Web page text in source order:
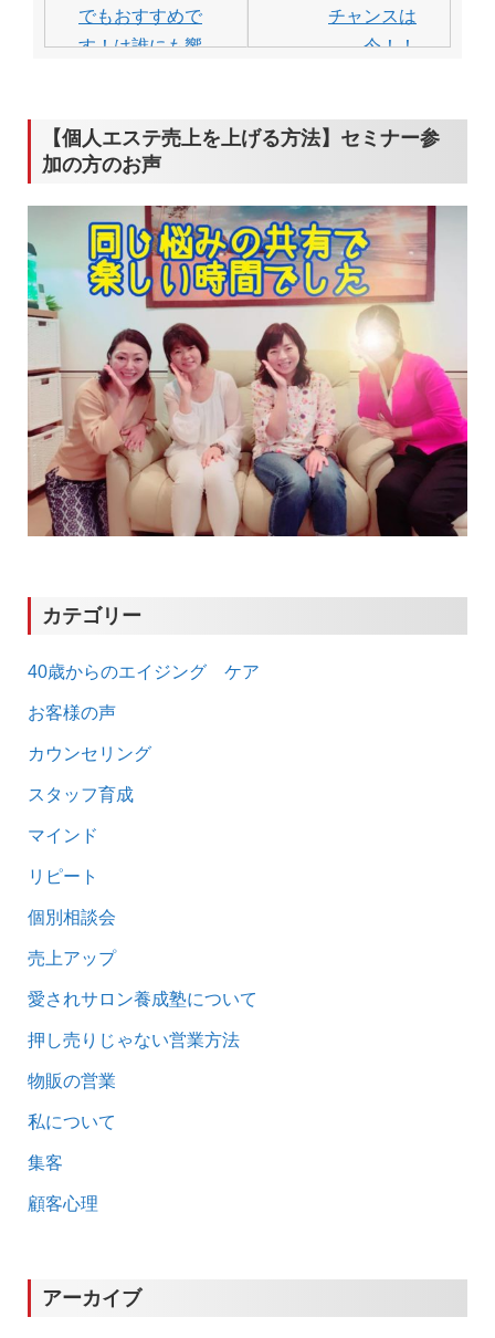
ビ
ー
シ
ョ
でもおすすめで
す！は誰にも響
チャンスは
今！！
【個人エステ売上を上げる方法】セミナー参
加の方のお声
カテゴリー
40歳からのエイジング ケア
お客様の声
カウンセリング
スタッフ育成
マインド
リピート
個別相談会
売上アップ
愛されサロン養成塾について
押し売りじゃない営業方法
物販の営業
私について
集客
顧客心理
アーカイブ